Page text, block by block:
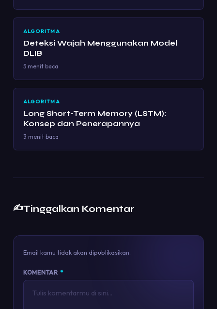
ALGORITMA
Deteksi Wajah Menggunakan Model
DLIB
5 menit baca
ALGORITMA
Long Short-Term Memory (LSTM):
Konsep dan Penerapannya
3 menit baca
✍️Tinggalkan Komentar
Email kamu tidak akan dipublikasikan.
KOMENTAR *